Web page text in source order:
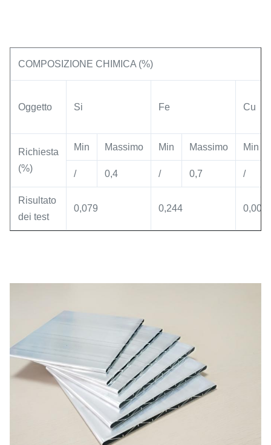
COMPOSIZIONE CHIMICA (%)
Oggetto Si Fe Cu
Richiesta
(%)
Min Massimo Min Massimo Min
/ 0,4 / 0,7 /
Risultato
dei test
0,079 0,244 0,001